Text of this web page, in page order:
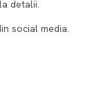
detalii.
social media.